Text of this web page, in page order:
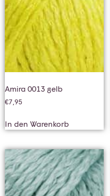
Amira 0013 gelb
€7,95
In den Warenkorb